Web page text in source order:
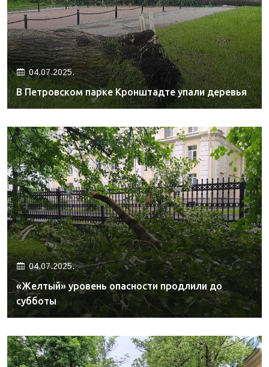
04.07.2025.
В Петровском парке Кронштадте упали деревья
04.07.2025.
«Желтый» уровень опасности продлили до
субботы